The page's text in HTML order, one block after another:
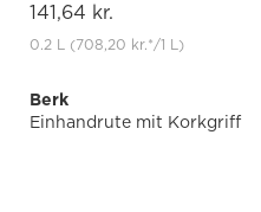
141,64 kr.
0.2 L (708,20 kr.*/1 L)
Berk
Einhandrute mit Korkgriff